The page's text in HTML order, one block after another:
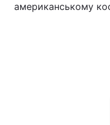
американському